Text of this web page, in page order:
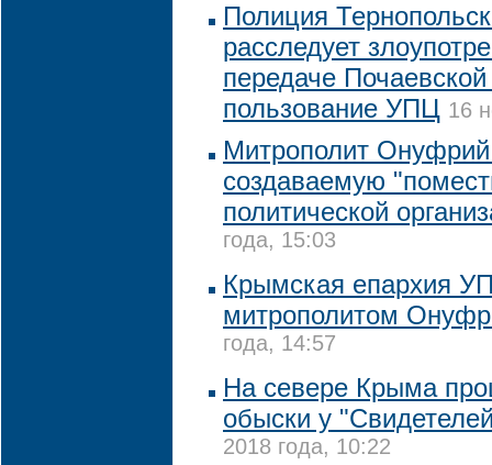
Полиция
расследует
передаче
пользование УПЦ 16
Митрополит
создаваемую
политической
года, 15:03
Крымская епархия
митрополитом
года, 14:57
На севере Крыма
обыски у
2018 года, 10:22